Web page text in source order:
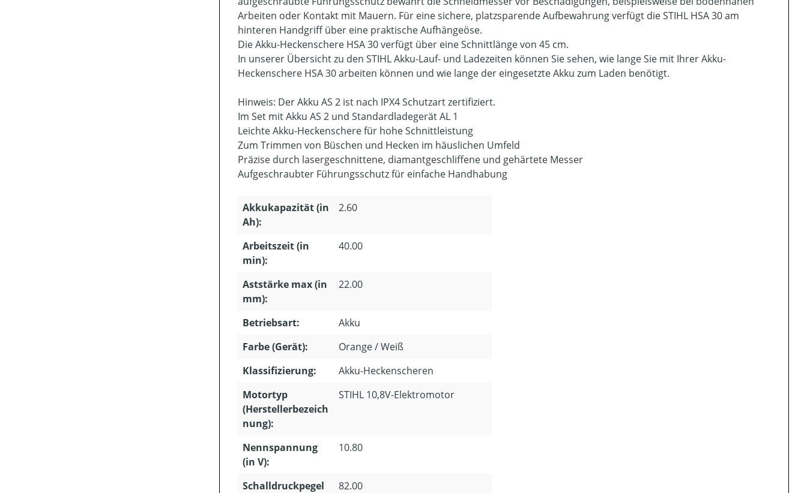
Arbeiten oder Kontakt mit Mauern. Für eine sichere, platzsparende Aufbewahrung verfügt die STIHL HSA 30 am
hinteren Handgriff über eine praktische Aufhängeöse.
Die Akku-Heckenschere HSA 30 verfügt über eine Schnittlänge von 45 cm.
In unserer Übersicht zu den STIHL Akku-Lauf- und Ladezeiten können Sie sehen, wie lange Sie mit Ihrer Akku-
Heckenschere HSA 30 arbeiten können und wie lange der eingesetzte Akku zum Laden benötigt.
Hinweis: Der Akku AS 2 ist nach IPX4 Schutzart zertifiziert.
Im Set mit Akku AS 2 und Standardladegerät AL 1
Leichte Akku-Heckenschere für hohe Schnittleistung
Zum Trimmen von Büschen und Hecken im häuslichen Umfeld
Präzise durch lasergeschnittene, diamantgeschliffene und gehärtete Messer
Aufgeschraubter Führungsschutz für einfache Handhabung
Akkukapazität (in
Ah):
2.60
Arbeitszeit (in
min):
40.00
Aststärke max (in
mm):
22.00
Betriebsart:
Akku
Farbe (Gerät):
Orange / Weiß
Klassifizierung:
Akku-Heckenscheren
Motortyp
(Herstellerbezeich
nung):
STIHL 10,8V-Elektromotor
Nennspannung
(in V):
10.80
Schalldruckpegel
82.00